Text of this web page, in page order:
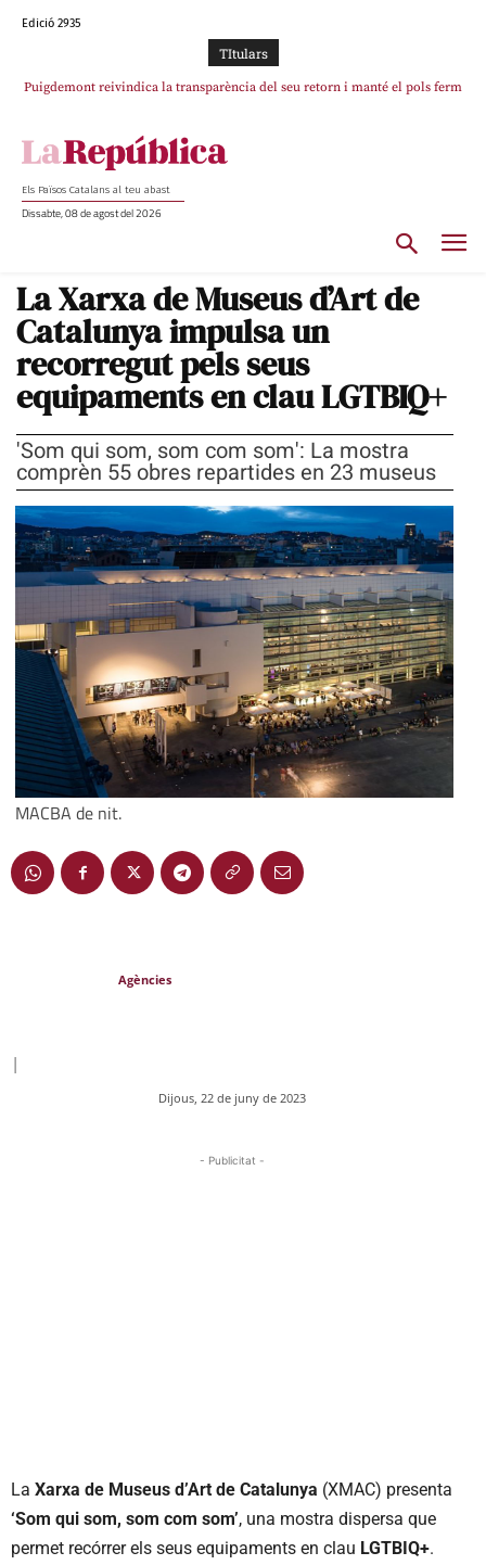
Edició 2935
TItulars
Puigdemont reivindica la transparència del seu retorn i manté el pols ferm
Portugal acusa Espanya de provocar un “efecte crida” massiu per la seva
Els Països Catalans al teu abast
Dissabte, 08 de agost del 2026
La Xarxa de Museus d’Art de
Catalunya impulsa un
recorregut pels seus
equipaments en clau LGTBIQ+
'Som qui som, som com som': La mostra
comprèn 55 obres repartides en 23 museus
MACBA de nit.
Agències
|
Dijous, 22 de juny de 2023
- Publicitat -
La Xarxa de Museus d’Art de Catalunya (XMAC) presenta
‘Som qui som, som com som’, una mostra dispersa que
permet recórrer els seus equipaments en clau LGTBIQ+.